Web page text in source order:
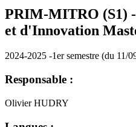
PRIM-MITRO (S1)
et d'Innovation
2024-2025 -1er semestre (du 11/
Responsable :
Olivier HUDRY